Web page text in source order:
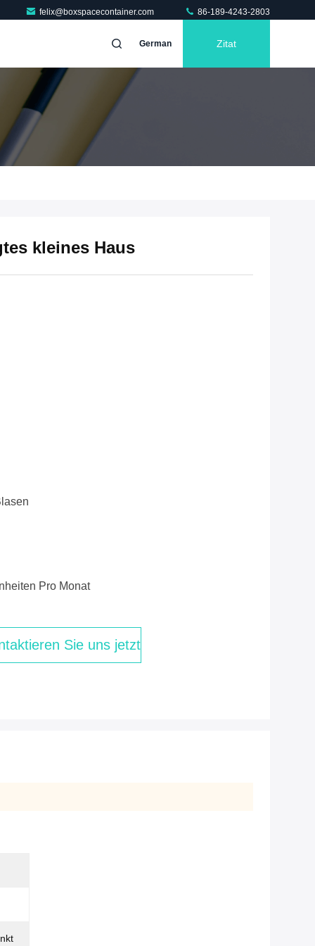
felix@boxspacecontainer.com 86-189-4243-2803
German Zitat
kleines Haus
Pro Monat
Sie uns jetzt